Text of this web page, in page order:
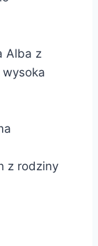
Alba z
z rodziny